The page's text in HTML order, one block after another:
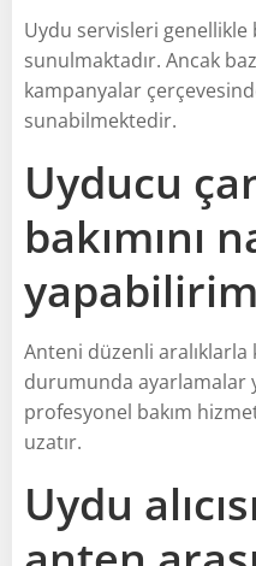
Uydu servisleri genellikle
sunulmaktadır. Ancak
kampanyalar
sunabilmektedir.
Uyducu
bakımını
Anteni düzenli aralıklarla
durumunda ayarlamalar
profesyonel bakım
uzatır.
Uydu